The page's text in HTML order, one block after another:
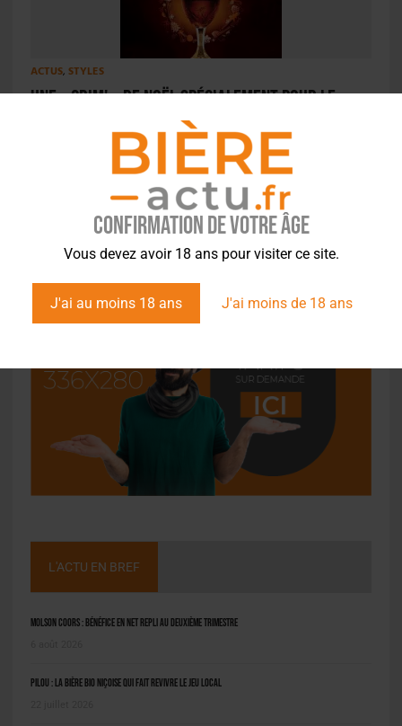
Confirmation de votre âge
Vous devez avoir 18 ans pour visiter ce site.
J'ai au moins 18 ans J'ai moins de 18 ans
ACTUS, STYLES
Une « Grim' » de Noël spécialement pour le
L'ACTU EN BREF
Molson Coors : bénéfice en net repli au deuxième trimestre
Pilou : la bière bio niçoise qui fait revivre le jeu local